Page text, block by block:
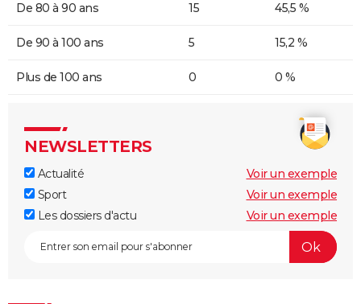
De 80 à 90 ans 15 45,5 %
De 90 à 100 ans 5 15,2 %
Plus de 100 ans 0 0 %
NEWSLETTERS
Actualité
Voir un exemple
Sport
Voir un exemple
Les dossiers d'actu
Voir un exemple